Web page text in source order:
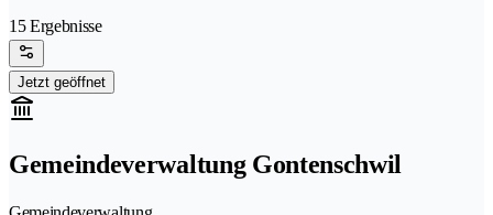
15 Ergebnisse
Jetzt geöffnet
Gemeindeverwaltung Gontenschwil